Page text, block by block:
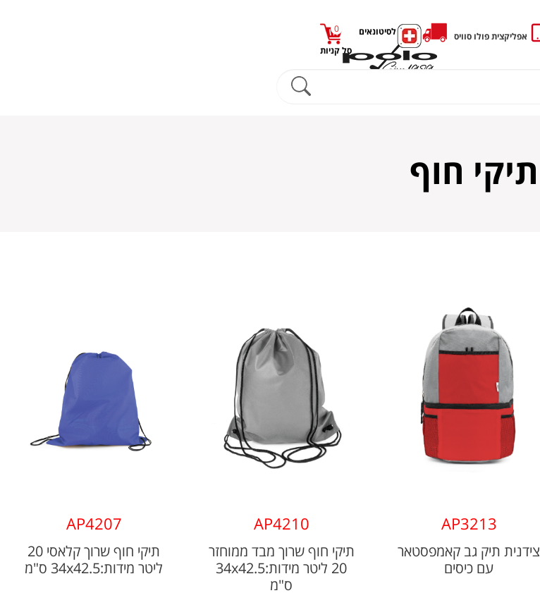
אפליקצית פולו סוויס
כניסה לסיטונאים
סל קניות
0
תיקי חוף
AP3213
צידנית תיק גב קאמפסטאר
עם כיסים
AP4210
תיקי חוף שרוך מבד ממוחזר
20 ליטר מידות:34x42.5
ס"מ
AP4207
תיקי חוף שרוך קלאסי 20
ליטר מידות:34x42.5 ס"מ